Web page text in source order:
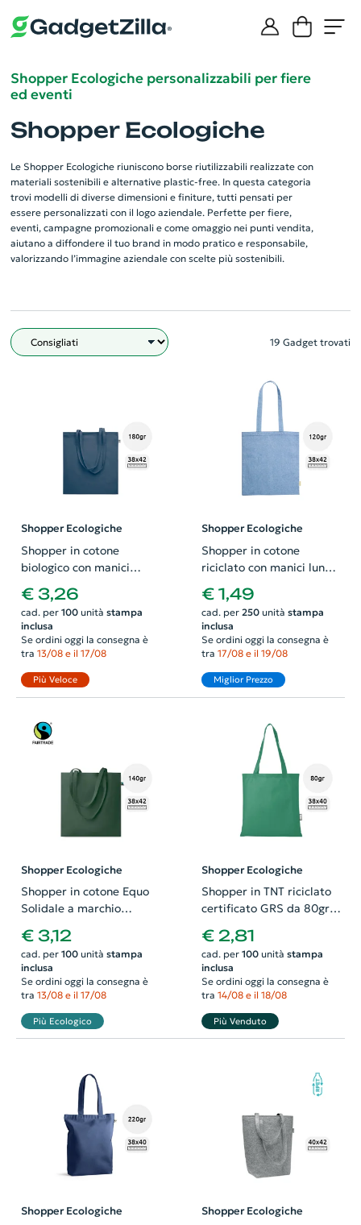
Shopper Ecologiche personalizzabili per fiere
ed eventi
Shopper Ecologiche
Le Shopper Ecologiche riuniscono borse riutilizzabili realizzate con
materiali sostenibili e alternative plastic-free. In questa categoria
trovi modelli di diverse dimensioni e finiture, tutti pensati per
essere personalizzati con il logo aziendale. Perfette per fiere,
eventi, campagne promozionali e come omaggio nei punti vendita,
aiutano a diffondere il tuo brand in modo pratico e responsabile,
valorizzando l’immagine aziendale con scelte più sostenibili.
Filtro 19 Gadget trovati
Shopper Ecologiche
Shopper in cotone
biologico con manici
lunghi da 180g 38x42cm
€ 3,26
cad. per 100unità stampa
inclusa
Se ordini oggi la consegna è
tra 13/08 e il 17/08
Più Veloce
Shopper Ecologiche
Shopper in cotone
riciclato con manici lunghi
in diverse colorazioni da
120gr 38x42cm
€ 1,49
cad. per 250unità stampa
inclusa
Se ordini oggi la consegna è
tra 17/08 e il 19/08
Miglior Prezzo
Shopper Ecologiche
Shopper in cotone Equo
Solidale a marchio
lunghi da 140gr 38X42cm
€ 3,12
cad. per 100unità stampa
inclusa
Se ordini oggi la consegna è
tra 13/08 e il 17/08
Più Ecologico
Shopper Ecologiche
Shopper in TNT riciclato
certificato GRS da 80gr
€ 2,81
cad. per 100unità stampa
inclusa
Se ordini oggi la consegna è
tra 14/08 e il 18/08
Più Venduto
Shopper Ecologiche Shopper Ecologiche